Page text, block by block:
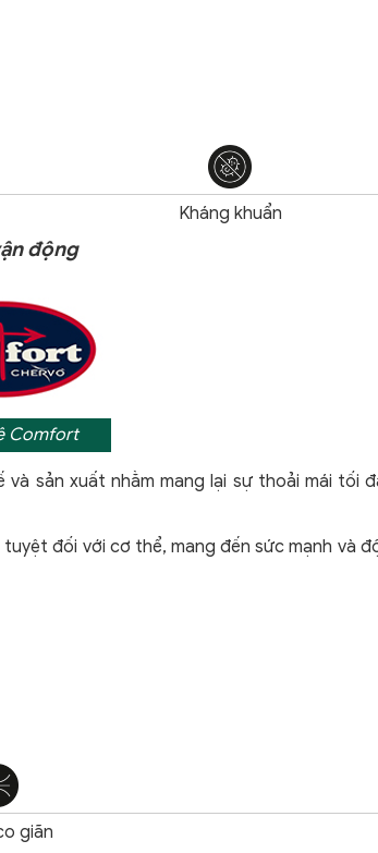
Kháng khuẩn
động
Comfort
và sản xuất nhằm mang lại sự thoải mái tối
đối với cơ thể, mang đến sức mạnh và
giãn